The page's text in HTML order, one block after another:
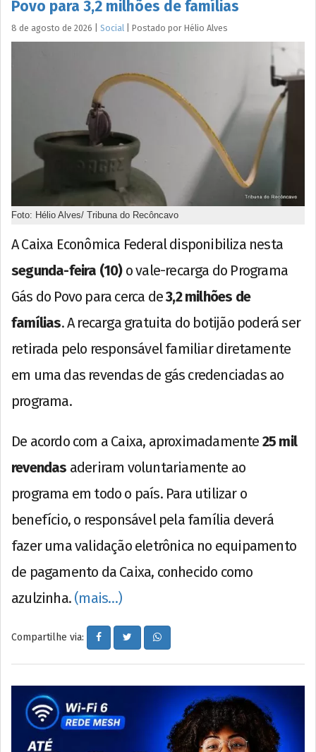
Povo para 3,2 milhões de famílias
8 de agosto de 2026 Social Postado por Hélio Alves
Foto: Hélio Alves/ Tribuna do Recôncavo
A Caixa Econômica Federal disponibiliza nesta
segunda-feira (10)o vale-recarga do Programa
Gás do Povo para cerca de3,2 milhões de
famílias. A recarga gratuita do botijão poderá ser
retirada pelo responsável familiar diretamente
em uma das revendas de gás credenciadas ao
programa.
De acordo com a Caixa, aproximadamente 25 mil
revendas aderiram voluntariamente ao
programa em todo o país. Para utilizar o
benefício, o responsável pela família deverá
fazer uma validação eletrônica no equipamento
de pagamento da Caixa, conhecido como
azulzinha. (mais…)
Compartilhe via: